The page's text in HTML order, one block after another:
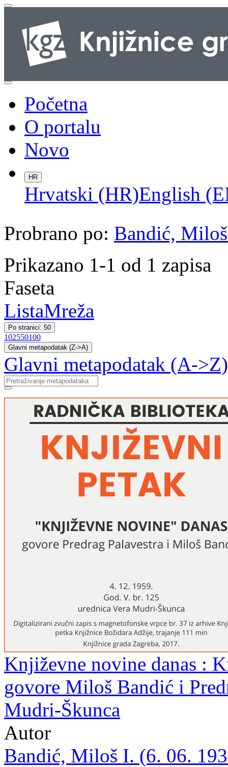
Početna
O portalu
Novo
HR
Hrvatski (HR)English
Probrano po: Bandić,
Prikazano 1-1 od 1 zapisa
Faseta
ListaMreža
Po stranici: 50
102550100
Glavni metapodatak (Z->A)
Glavni metapodatak (A->Z)
Književne novine danas :
govore Miloš Bandić i
Mudri-Škunca
Autor
Bandić, Miloš I. (6. 06.